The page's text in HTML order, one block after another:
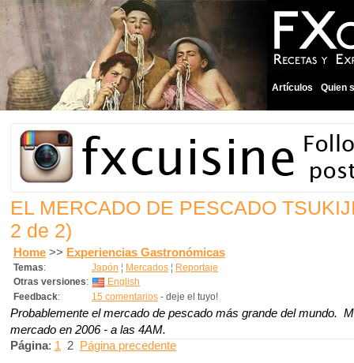
Artículos Quien
EL MERCADO DE PESCADO
2 de 2)
Home >> Experiencias Gastronómicas
Temas: Japón ¦ Mercados ¦ Reportaje
Otras versiones:
English
Feedback: 15 comentarios - deje el tuyo!
Probablemente el mercado de pescado más grande del mundo.
mercado en 2006 - a las 4AM.
Página: 1 2 Página precedente